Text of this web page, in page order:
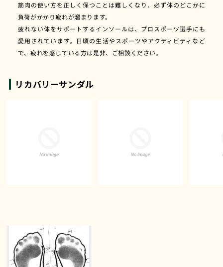
筋肉の使い方を正しく保つことは難しくなり、必ず体のどこかに
負荷がかかり疲れが溜まります。
疲れない体をサポートするインソールは、プロスポーツ選手にも
愛用されています。日頃の生活やスポーツやアクティビティなど
で、疲れを感じている方は是非、ご相談ください。
リカバリーサンダル